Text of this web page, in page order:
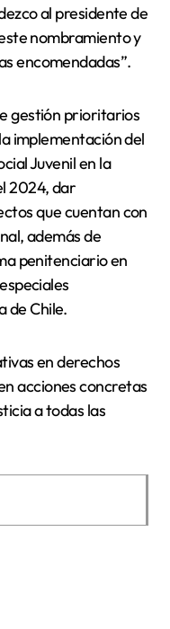
al presidente de
nombramiento y
encomendadas”.
gestión prioritarios
implementación del
Juvenil en la
2024, dar
que cuentan con
además de
penitenciario en
de Chile.
en derechos
acciones concretas
a todas las